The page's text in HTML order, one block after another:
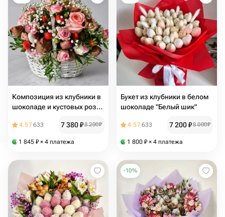
Композиция из клубники в
шоколаде и кустовых роз
4.57633 7 380₽8 200₽
1 845 ₽ × 4 платежа
Букет из клубники в белом
шоколаде "Белый шик"
4.57633 7 200₽8 000₽
1 800 ₽ × 4 платежа
-10%